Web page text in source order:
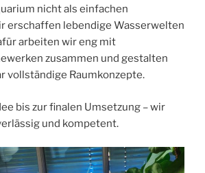
nicht als einfachen
erschaffen lebendige Wasserwelten
arbeiten wir eng mit
zusammen und gestalten
vollständige Raumkonzepte.
bis zur finalen Umsetzung – wir
und kompetent.